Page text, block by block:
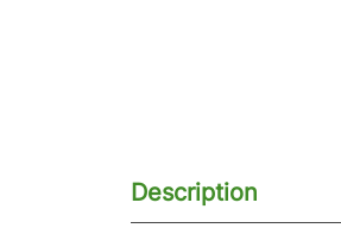
Description